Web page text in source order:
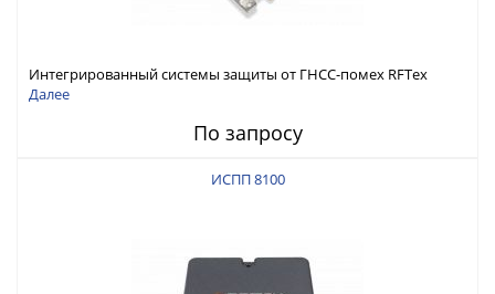
Интегрированный системы защиты от ГНСС-помех RFТех
ИСПП 8200
Далее
По запросу
ИСПП 8100